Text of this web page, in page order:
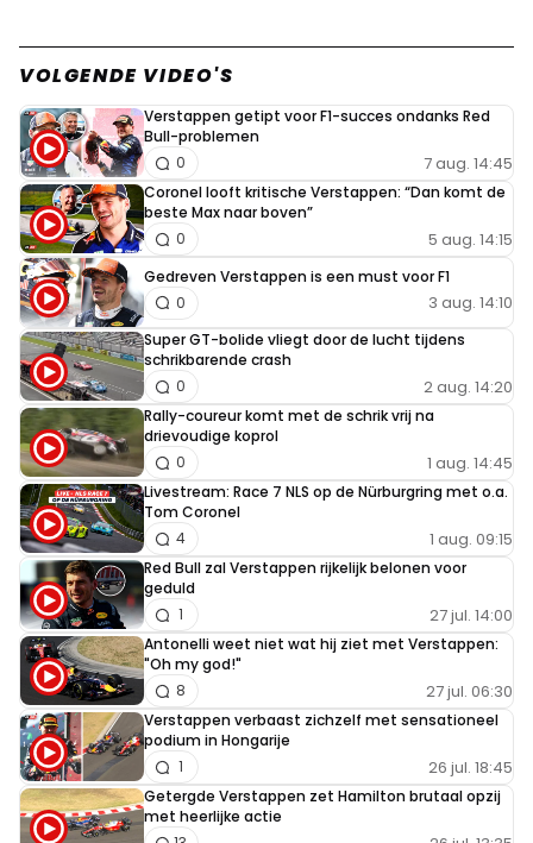
VOLGENDE VIDEO'S
Verstappen getipt voor F1-succes ondanks Red
Bull-problemen
7 aug. 14:45
0
Coronel looft kritische Verstappen: “Dan komt de
beste Max naar boven”
5 aug. 14:15
0
Gedreven Verstappen is een must voor F1
3 aug. 14:10
0
Super GT-bolide vliegt door de lucht tijdens
schrikbarende crash
2 aug. 14:20
0
Rally-coureur komt met de schrik vrij na
drievoudige koprol
1 aug. 14:45
0
Livestream: Race 7 NLS op de Nürburgring met o.a.
Tom Coronel
1 aug. 09:15
4
Red Bull zal Verstappen rijkelijk belonen voor
geduld
27 jul. 14:00
1
Antonelli weet niet wat hij ziet met Verstappen:
"Oh my god!"
27 jul. 06:30
8
Verstappen verbaast zichzelf met sensationeel
podium in Hongarije
26 jul. 18:45
1
Getergde Verstappen zet Hamilton brutaal opzij
met heerlijke actie